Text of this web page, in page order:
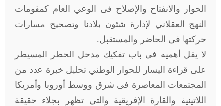
الحوار والانفتاح والإصلاح فى الوعي العام كمقومات
النهج العقلاني لإدارة شئون بلادنا وتصحيح مسارات
حركتها فى الحاضر والمستقبل.
لا يقل أهمية فى باب تفكيك مدخل الخطر المسيطر
على قراءة اليسار للحوار الوطني تحليل خبرة عدد من
المجتمعات المعاصرة فى شرق ووسط أوروبا وأمريكا
اللاتينية والقارة الإفريقية والتي تظهر بجلاء حقيقة